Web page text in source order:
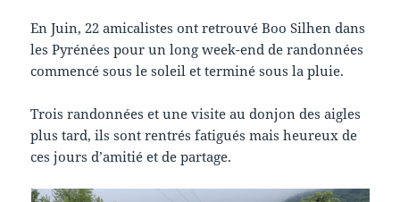
En Juin, 22 amicalistes ont retrouvé Boo Silhen dans
les Pyrénées pour un long week-end de randonnées
commencé sous le soleil et terminé sous la pluie.
Trois randonnées et une visite au donjon des aigles
plus tard, ils sont rentrés fatigués mais heureux de
ces jours d’amitié et de partage.